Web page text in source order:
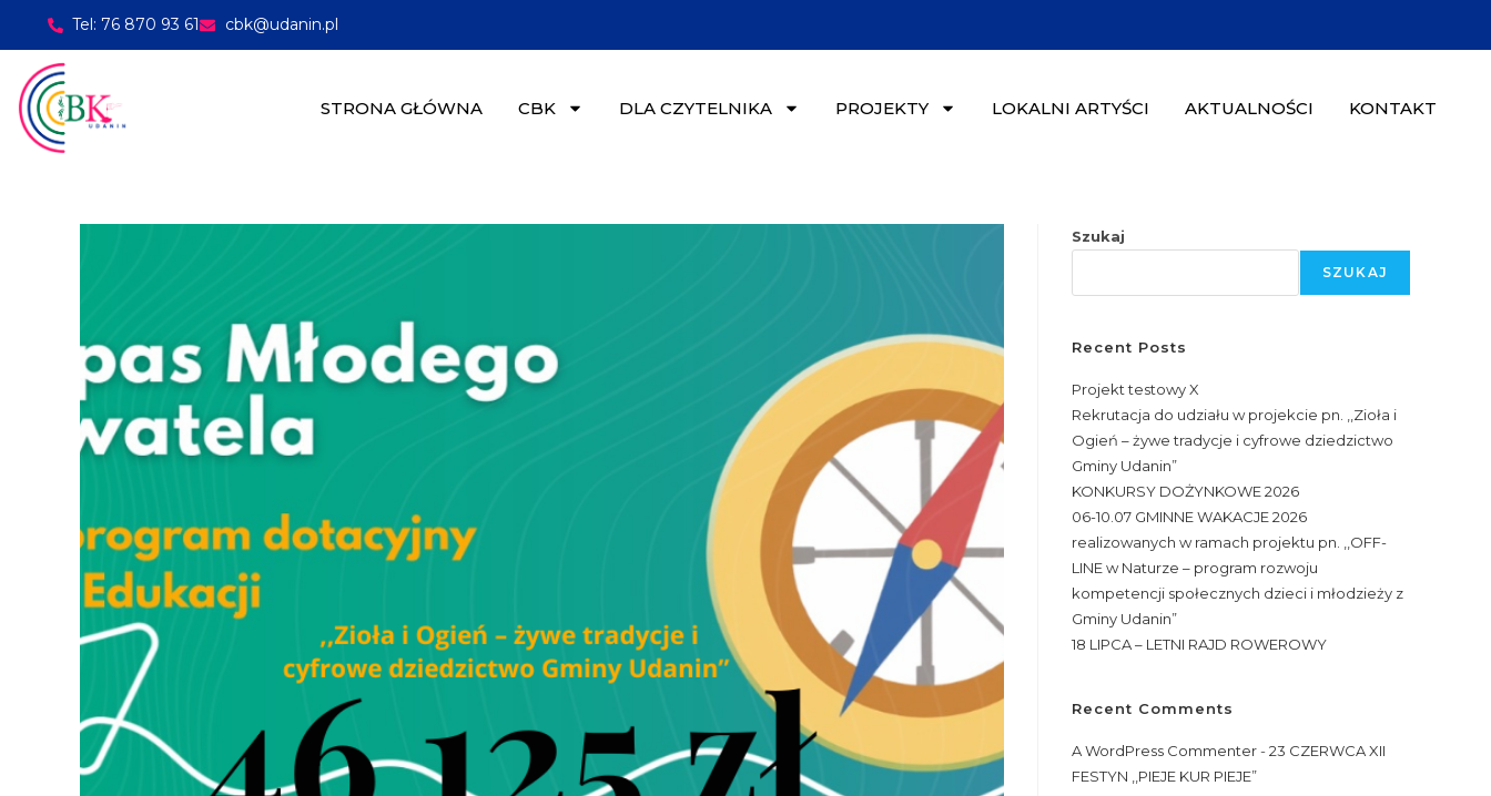
Tel: 76 870 93 61 cbk@udanin.pl
STRONA GŁÓWNA CBK DLA CZYTELNIKA PROJEKTY LOKALNI ARTYŚCI AKTUALNOŚCI KONTAKT
Szukaj
SZUKAJ
Recent Posts
Projekt testowy X
Rekrutacja do udziału w projekcie pn. ,,Zioła i
Ogień – żywe tradycje i cyfrowe dziedzictwo
Gminy Udanin”
KONKURSY DOŻYNKOWE 2026
06-10.07 GMINNE WAKACJE 2026
realizowanych w ramach projektu pn. ,,OFF-
LINE w Naturze – program rozwoju
kompetencji społecznych dzieci i młodzieży z
Gminy Udanin”
18 LIPCA – LETNI RAJD ROWEROWY
Recent Comments
A WordPress Commenter-23 CZERWCA XII
FESTYN ,,PIEJE KUR PIEJE”